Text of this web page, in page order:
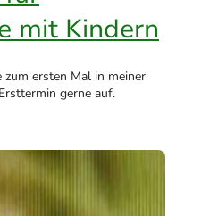
mit Kindern
ersten Mal in meiner
gerne auf.